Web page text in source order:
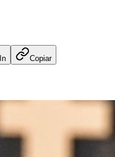
Copiar